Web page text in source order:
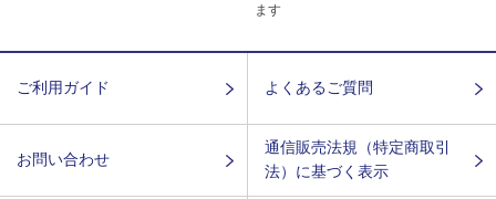
ます
ご利用ガイド よくあるご質問
お問い合わせ
通信販売法規（特定商取引
法）に基づく表示